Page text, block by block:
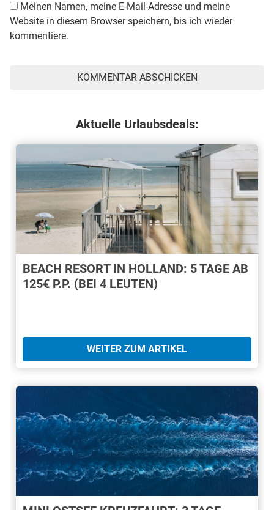
Meinen Namen, meine E-Mail-Adresse und meine
Website in diesem Browser speichern, bis ich wieder
kommentiere.
Aktuelle Urlaubsdeals:
BEACH RESORT IN HOLLAND: 5 TAGE AB
125€ P.P. (BEI 4 LEUTEN)
WEITER ZUM ARTIKEL